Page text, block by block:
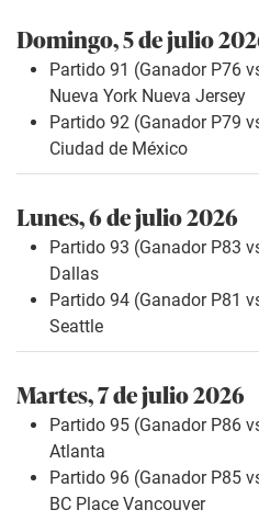
Domingo, 5 de julio
Partido 91 (Ganador P76
Nueva York Nueva Jersey
Partido 92 (Ganador P79
Ciudad de México
Lunes, 6 de julio 2026
Partido 93 (Ganador P83
Dallas
Partido 94 (Ganador P81
Seattle
Martes, 7 de julio 2026
Partido 95 (Ganador P86
Atlanta
Partido 96 (Ganador P85
BC Place Vancouver